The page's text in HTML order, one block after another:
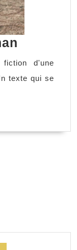
Sara
Freeman
d'une
texte qui se